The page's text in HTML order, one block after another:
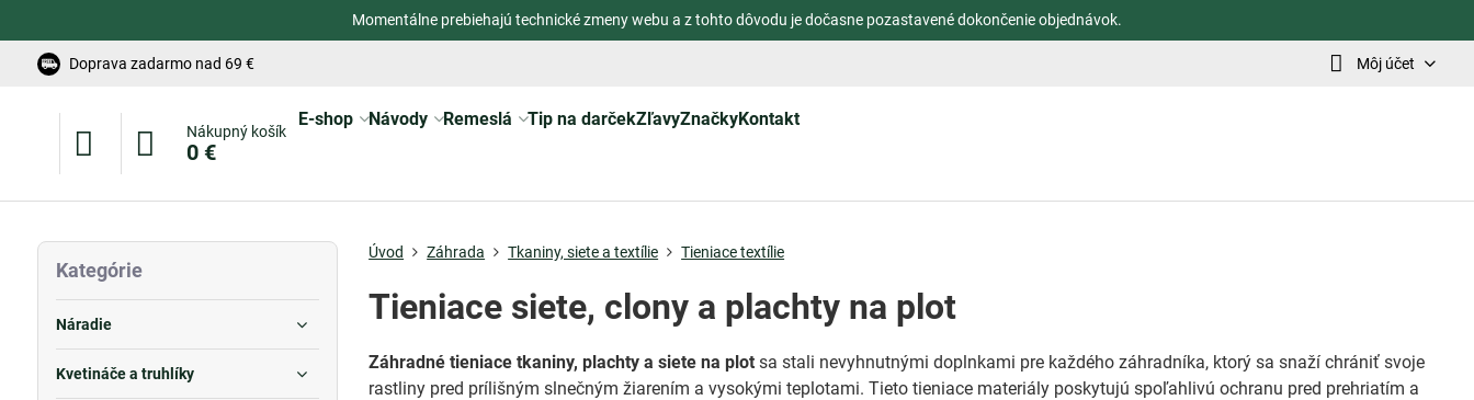
Momentálne prebiehajú technické zmeny webu a z tohto dôvodu je dočasne pozastavené dokončenie objednávok.
Doprava zadarmo nad 69 € Môj účet
Nákupný košík
0 €
E-shop Návody Remeslá Tip na darčekZľavyZnačkyKontakt
Úvod Záhrada Tkaniny, siete a textílie Tieniace textílie
Tieniace siete, clony a plachty na plot
Záhradné tieniace tkaniny, plachty a siete na plot sa stali nevyhnutnými doplnkami pre každého záhradníka, ktorý sa snaží chrániť svoje
rastliny pred prílišným slnečným žiarením a vysokými teplotami. Tieto tieniace materiály poskytujú spoľahlivú ochranu pred prehriatím a
Kategórie
Náradie
Kvetináče a truhlíky